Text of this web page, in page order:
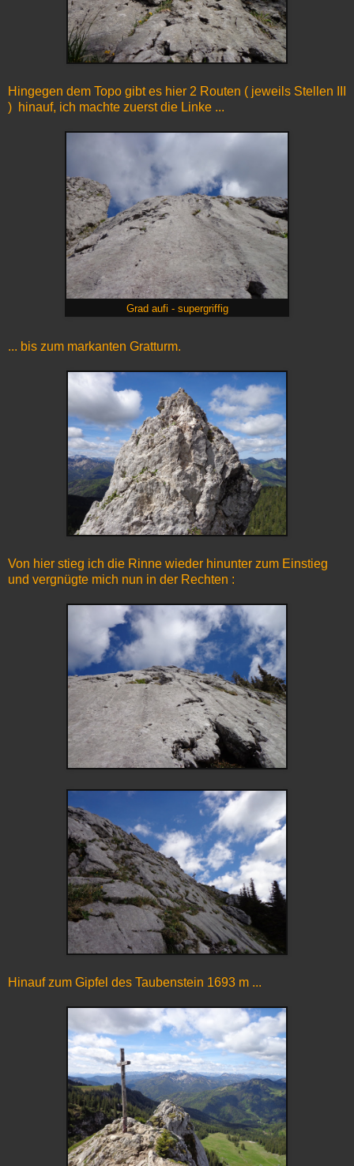
Hingegen dem Topo gibt es hier 2 Routen ( jeweils Stellen III
) hinauf, ich machte zuerst die Linke ...
Grad aufi - supergriffig
... bis zum markanten Gratturm.
Von hier stieg ich die Rinne wieder hinunter zum Einstieg
und vergnügte mich nun in der Rechten :
Hinauf zum Gipfel des Taubenstein 1693 m ...